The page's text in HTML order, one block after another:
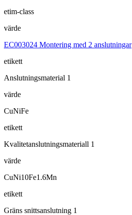
etim-class
värde
EC003024 Montering med 2 anslutningar
etikett
Anslutningsmaterial 1
värde
CuNiFe
etikett
Kvalitetanslutningsmateriall 1
värde
CuNi10Fe1.6Mn
etikett
Gräns snittsanslutning 1